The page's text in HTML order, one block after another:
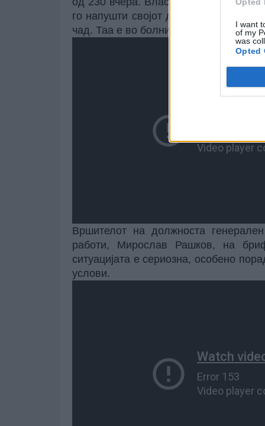
I want
of my
was
Opted
го напушти својот дом за време на
чад. Таа е во болница и е во стабилна
Вршителот на должноста
работи, Мирослав Рашков, на
ситуацијата е сериозна, особено
услови.